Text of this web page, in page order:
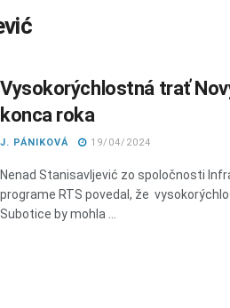
Vysokorýchlostná trať
konca roka
J. PÁNIKOVÁ 19/04/2024
Nenad Stanisavljević zo spoločnosti
programe RTS povedal, že
Subotice by mohla ...